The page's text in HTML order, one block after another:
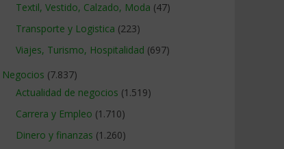
Textil, Vestido, Calzado, Moda (47)
Transporte y Logistica (223)
Viajes, Turismo, Hospitalidad (697)
Negocios (7.837)
Actualidad de negocios (1.519)
Carrera y Empleo (1.710)
Dinero y finanzas (1.260)